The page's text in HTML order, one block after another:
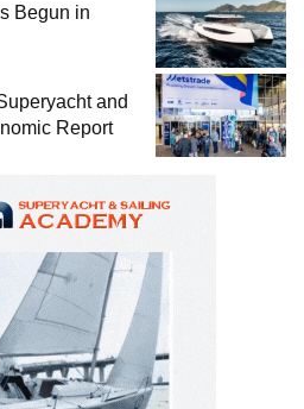
Begun in
and
Report